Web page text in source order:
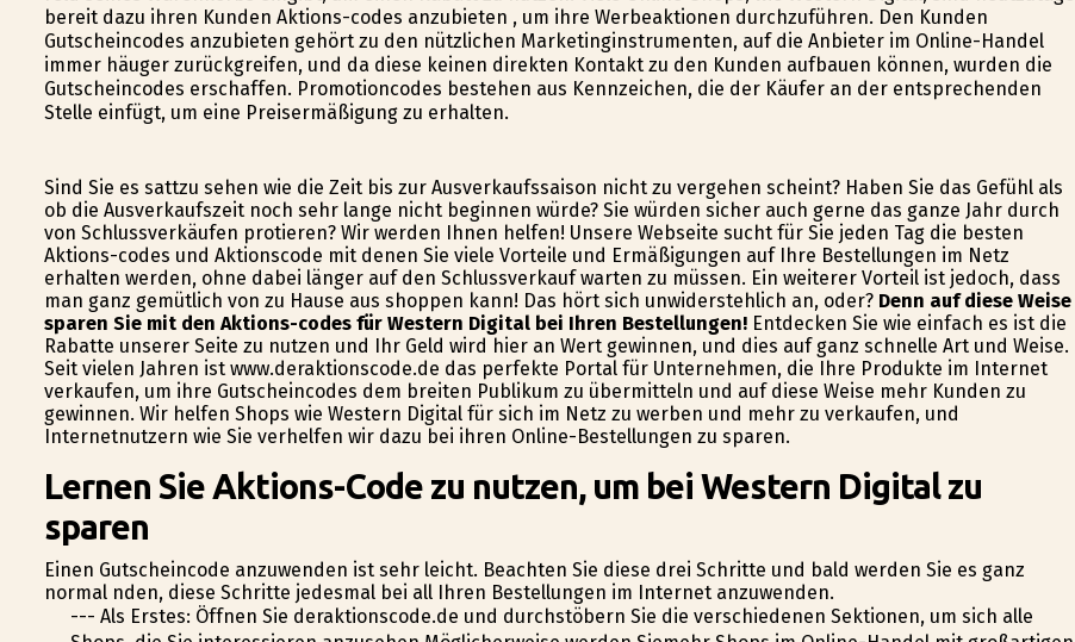
bereit dazu ihren Kunden Aktions-codes anzubieten , um ihre Werbeaktionen durchzuführen. Den Kunden
Gutscheincodes anzubieten gehört zu den nützlichen Marketinginstrumenten, auf die Anbieter im Online-Handel
immer häufiger zurückgreifen, und da diese keinen direkten Kontakt zu den Kunden aufbauen können, wurden die
Gutscheincodes erschaffen. Promotioncodes bestehen aus Kennzeichen, die der Käufer an der entsprechenden
Stelle einfügt, um eine Preisermäßigung zu erhalten.
Sind Sie es sattzu sehen wie die Zeit bis zur Ausverkaufssaison nicht zu vergehen scheint? Haben Sie das Gefühl als
ob die Ausverkaufszeit noch sehr lange nicht beginnen würde? Sie würden sicher auch gerne das ganze Jahr durch
von Schlussverkäufen profitieren? Wir werden Ihnen helfen! Unsere Webseite sucht für Sie jeden Tag die besten
Aktions-codes und Aktionscode mit denen Sie viele Vorteile und Ermäßigungen auf Ihre Bestellungen im Netz
erhalten werden, ohne dabei länger auf den Schlussverkauf warten zu müssen. Ein weiterer Vorteil ist jedoch, dass
man ganz gemütlich von zu Hause aus shoppen kann! Das hört sich unwiderstehlich an, oder? Denn auf diese Weise
sparen Sie mit den Aktions-codes für Western Digital bei Ihren Bestellungen!Entdecken Sie wie einfach es ist die
Rabatte unserer Seite zu nutzen und Ihr Geld wird hier an Wert gewinnen, und dies auf ganz schnelle Art und Weise.
Seit vielen Jahren ist www.deraktionscode.de das perfekte Portal für Unternehmen, die Ihre Produkte im Internet
verkaufen, um ihre Gutscheincodes dem breiten Publikum zu übermitteln und auf diese Weise mehr Kunden zu
gewinnen. Wir helfen Shops wie Western Digital für sich im Netz zu werben und mehr zu verkaufen, und
Internetnutzern wie Sie verhelfen wir dazu bei ihren Online-Bestellungen zu sparen.
Lernen Sie Aktions-Code zu nutzen, um bei Western Digital zu
sparen
Einen Gutscheincode anzuwenden ist sehr leicht. Beachten Sie diese drei Schritte und bald werden Sie es ganz
normal finden, diese Schritte jedesmal bei all Ihren Bestellungen im Internet anzuwenden.
--- Als Erstes: Öffnen Sie deraktionscode.de und durchstöbern Sie die verschiedenen Sektionen, um sich alle